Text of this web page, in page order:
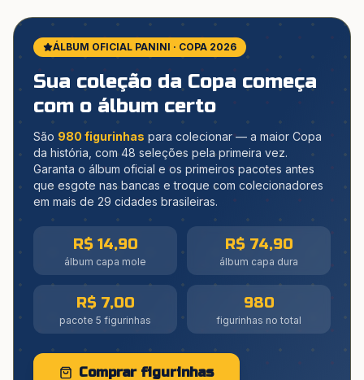
ÁLBUM OFICIAL PANINI · COPA 2026
Sua coleção da Copa começa
com o álbum certo
São 980 figurinhas para colecionar — a maior Copa
da história, com 48 seleções pela primeira vez.
Garanta o álbum oficial e os primeiros pacotes antes
que esgote nas bancas e troque com colecionadores
em mais de 29 cidades brasileiras.
R$ 14,90
álbum capa mole
R$ 74,90
álbum capa dura
R$ 7,00
pacote 5 figurinhas
980
figurinhas no total
Comprar figurinhas